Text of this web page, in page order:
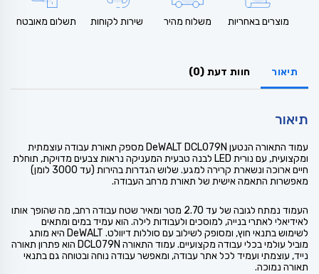
מוצרים באחריות משלוח מהיר שירות לקוחות תשלום מאובטח
תיאור חוות דעת (0)
תיאור
עמוד התאורה הנטען DeWALT DCL079N מספק תאורת עבודה עוצמתית
ומקצועית, עם נורית LED לבנה טבעית המעניקה נראות צבעים מדויקת, תוחלת
חיים ארוכה ונשארת קרירה למגע. שלוש הגדרות בהירות (עד 3000 לומן)
מאפשרות התאמה אישית של תאורת מרחב העבודה.
העמוד נמתח לגובה של עד 2.70 מטר ומאיר שטח עבודה רחב, מה שהופך אותו
לאידיאלי לאתרי בנייה, למוסכים ולעבודות לילה. הוא עמיד במים ומתאים
לשימוש בתנאי חוץ, ומסופק לשילוב עם סוללות דיוולט. DeWALT היא מותג
מוביל עולמי בכלי עבודה מקצועיים. עמוד התאורה DCL079N הוא פתרון תאורה
נייד, עוצמתי ועמיד לכל אתר עבודה, ומאפשר עבודה נוחה ובטוחה גם בתנאי
תאורה נמוכה.